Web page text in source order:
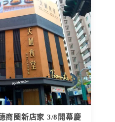
商圈新店家 3/8開幕慶